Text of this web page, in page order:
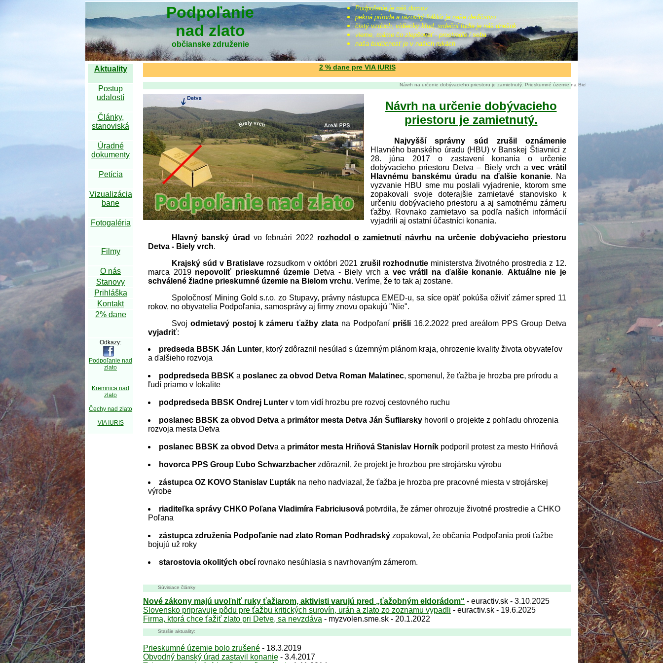
Podpoľanie
nad zlato
občianske združenie
Podpoľanie je náš domov
pekná príroda a rázovitý folklór je naše dedičstvo
čistý vzduch, vidiecky kľud, srdeční ľudia je náš dnešok
vieme, máme čo zlepšovať - prostredie i seba
naša budúcnosť je v našich rukách
Aktuality
Postup
udalostí
Články,
stanoviská
Úradné
dokumenty
Petícia
Vizualizácia
bane
Fotogaléria
Filmy
O nás
Stanovy
Prihláška
Kontakt
2% dane
Odkazy:
Podpoľanie nad
zlato
Kremnica nad
zlato
Čechy nad zlato
VIA IURIS
2 % dane pre VIA IURIS
Návrh na určenie dobývacieho priestoru je zamietnutý. Prieskumné územie na Bielom vrchu aktuálne nie je žiadne povolené.
Návrh na určenie dobývacieho
priestoru je zamietnutý.
Najvyšší správny súd zrušil oznámenie
Hlavného banského úradu (HBU) v Banskej Štiavnici z
28. júna 2017 o zastavení konania o určenie
dobývacieho priestoru Detva – Biely vrch avec vrátil
Hlavnému banskému úradu na ďalšie konanie. Na
vyzvanie HBU sme mu poslali vyjadrenie, ktorom sme
zopakovali svoje doterajšie zamietavé stanovisko k
určeniu dobývacieho priestoru a aj samotnému zámeru
ťažby. Rovnako zamietavo sa podľa našich informácií
vyjadrili aj ostatní účastníci konania.
Hlavný banský úrad vo februári 2022 rozhodol o zamietnutí návrhu na určenie dobývacieho priestoru
Detva - Biely vrch.
Krajský súd v Bratislave rozsudkom v októbri 2021 zrušil rozhodnutie ministerstva životného prostredia z 12.
marca 2019 nepovoliť prieskumné územie Detva - Biely vrch a vec vrátil na ďalšie konanie. Aktuálne nie je
schválené žiadne prieskumné územie na Bielom vrchu. Veríme, že to tak aj zostane.
Spoločnosť Mining Gold s.r.o. zo Stupavy, právny nástupca EMED-u, sa síce opäť pokúša oživiť zámer spred 11
rokov, no obyvatelia Podpoľania, samosprávy aj firmy znovu opakujú "Nie".
Svoj odmietavý postoj k zámeru ťažby zlata na Podpoľaní prišli16.2.2022 pred areálom PPS Group Detva
vyjadriť:
predseda BBSK Ján Lunter, ktorý zdôraznil nesúlad s územným plánom kraja, ohrozenie kvality života obyvateľov
a ďalšieho rozvoja
podpredseda BBSK a poslanec za obvod Detva Roman Malatinec, spomenul, že ťažba je hrozba pre prírodu a
ľudí priamo v lokalite
podpredseda BBSK Ondrej Lunter v tom vidí hrozbu pre rozvoj cestovného ruchu
poslanec BBSK za obvod Detva a primátor mesta Detva Ján Šufliarsky hovoril o projekte z pohľadu ohrozenia
rozvoja mesta Detva
poslanec BBSK za obvod Detva a primátor mesta Hriňová Stanislav Horník podporil protest za mesto Hriňová
hovorca PPS Group Ľubo Schwarzbacher zdôraznil, že projekt je hrozbou pre strojársku výrobu
zástupca OZ KOVO Stanislav Ľupták na neho nadviazal, že ťažba je hrozba pre pracovné miesta v strojárskej
výrobe
riaditeľka správy CHKO Poľana Vladimíra Fabriciusová potvrdila, že zámer ohrozuje životné prostredie a CHKO
Poľana
zástupca združenia Podpoľanie nad zlato Roman Podhradský zopakoval, že občania Podpoľania proti ťažbe
bojujú už roky
starostovia okolitých obcí rovnako nesúhlasia s navrhovaným zámerom.
Súvisiace články
Nové zákony majú uvoľniť ruky ťažiarom, aktivisti varujú pred „ťažobným eldorádom“ - euractiv.sk - 3.10.2025
Slovensko pripravuje pôdu pre ťažbu kritických surovín, urán a zlato zo zoznamu vypadli - euractiv.sk - 19.6.2025
Firma, ktorá chce ťažiť zlato pri Detve, sa nevzdáva - myzvolen.sme.sk - 20.1.2022
Staršie aktuality:
Prieskumné územie bolo zrušené - 18.3.2019
Obvodný banský úrad zastavil konanie - 3.4.2017